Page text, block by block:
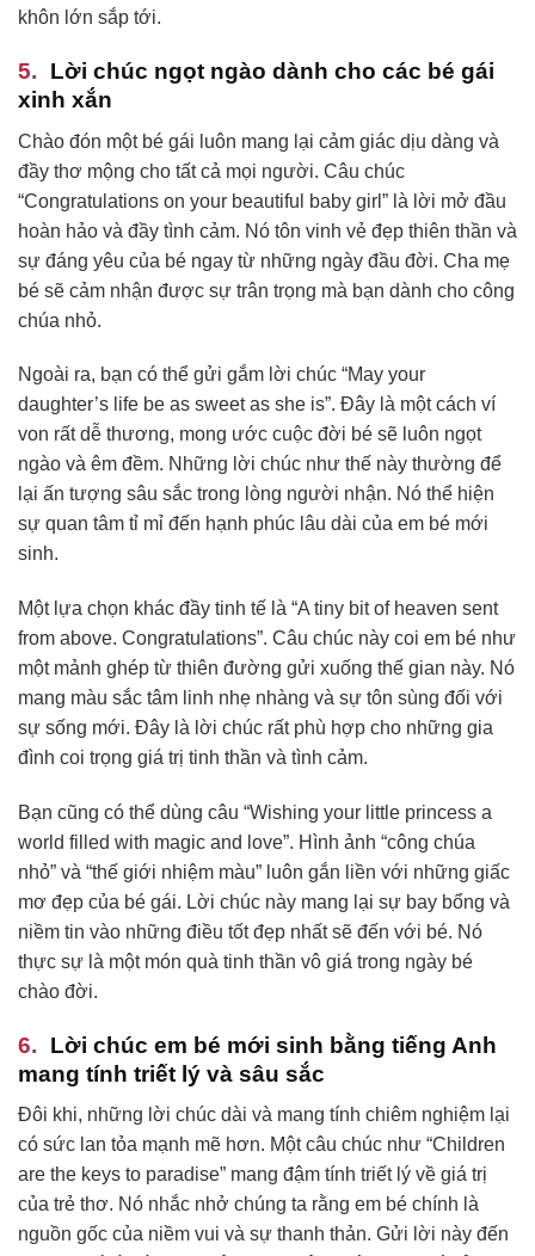
khôn lớn sắp tới.
Lời chúc ngọt ngào dành cho các bé gái
xinh xắn
Chào đón một bé gái luôn mang lại cảm giác dịu dàng và
đầy thơ mộng cho tất cả mọi người. Câu chúc
“Congratulations on your beautiful baby girl” là lời mở đầu
hoàn hảo và đầy tình cảm. Nó tôn vinh vẻ đẹp thiên thần và
sự đáng yêu của bé ngay từ những ngày đầu đời. Cha mẹ
bé sẽ cảm nhận được sự trân trọng mà bạn dành cho công
chúa nhỏ.
Ngoài ra, bạn có thể gửi gắm lời chúc “May your
daughter’s life be as sweet as she is”. Đây là một cách ví
von rất dễ thương, mong ước cuộc đời bé sẽ luôn ngọt
ngào và êm đềm. Những lời chúc như thế này thường để
lại ấn tượng sâu sắc trong lòng người nhận. Nó thể hiện
sự quan tâm tỉ mỉ đến hạnh phúc lâu dài của em bé mới
sinh.
Một lựa chọn khác đầy tinh tế là “A tiny bit of heaven sent
from above. Congratulations”. Câu chúc này coi em bé như
một mảnh ghép từ thiên đường gửi xuống thế gian này. Nó
mang màu sắc tâm linh nhẹ nhàng và sự tôn sùng đối với
sự sống mới. Đây là lời chúc rất phù hợp cho những gia
đình coi trọng giá trị tinh thần và tình cảm.
Bạn cũng có thể dùng câu “Wishing your little princess a
world filled with magic and love”. Hình ảnh “công chúa
nhỏ” và “thế giới nhiệm màu” luôn gắn liền với những giấc
mơ đẹp của bé gái. Lời chúc này mang lại sự bay bổng và
niềm tin vào những điều tốt đẹp nhất sẽ đến với bé. Nó
thực sự là một món quà tinh thần vô giá trong ngày bé
chào đời.
Lời chúc em bé mới sinh bằng tiếng Anh
mang tính triết lý và sâu sắc
Đôi khi, những lời chúc dài và mang tính chiêm nghiệm lại
có sức lan tỏa mạnh mẽ hơn. Một câu chúc như “Children
are the keys to paradise” mang đậm tính triết lý về giá trị
của trẻ thơ. Nó nhắc nhở chúng ta rằng em bé chính là
nguồn gốc của niềm vui và sự thanh thản. Gửi lời này đến